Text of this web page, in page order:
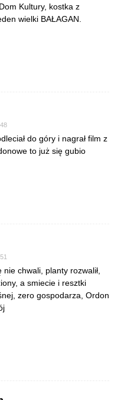
Kultury, kostka z
wielki BAŁAGAN.
do góry i nagrał film z
to już się gubio
chwali, planty rozwalił,
a smiecie i resztki
zero gospodarza, Ordon